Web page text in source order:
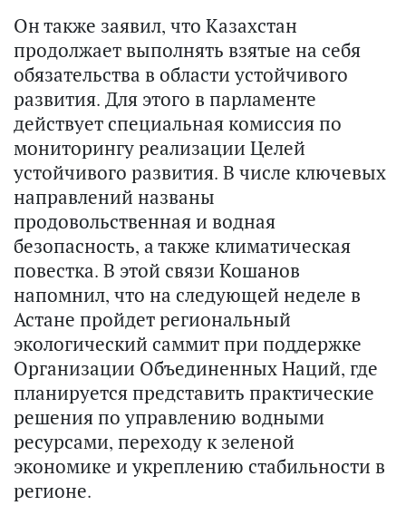
Он также заявил, что Казахстан
продолжает выполнять взятые на себя
обязательства в области устойчивого
развития. Для этого в парламенте
действует специальная комиссия по
мониторингу реализации Целей
устойчивого развития. В числе ключевых
направлений названы
продовольственная и водная
безопасность, а также климатическая
повестка. В этой связи Кошанов
напомнил, что на следующей неделе в
Астане пройдет региональный
экологический саммит при поддержке
Организации Объединенных Наций, где
планируется представить практические
решения по управлению водными
ресурсами, переходу к зеленой
экономике и укреплению стабильности в
регионе.